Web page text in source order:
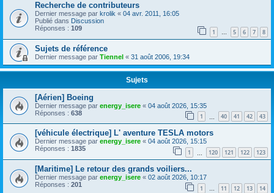
Recherche de contributeurs
Dernier message par krolik « 04 avr. 2011, 16:05
Publié dans Discussion
Réponses : 109 1 … 5 6 7 8
Sujets de référence
Dernier message par Tiennel « 31 août 2006, 19:34
Sujets
[Aérien] Boeing
Dernier message par energy_isere « 04 août 2026, 15:35
Réponses : 638 1 40 41 42 43
[véhicule électrique] L' aventure TESLA motors
Dernier message par energy_isere « 04 août 2026, 15:15
Réponses : 1835 1 120 121 122 123
[Maritime] Le retour des grands voiliers...
Dernier message par energy_isere « 02 août 2026, 10:17
Réponses : 201 1 … 11 12 13 14